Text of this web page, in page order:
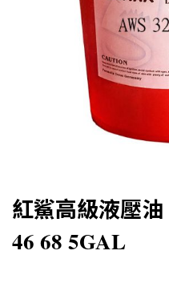
紅鯊高級液壓油
46 68 5GAL